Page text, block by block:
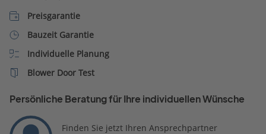
Preisgarantie
Bauzeit Garantie
Individuelle Planung
Blower Door Test
Persönliche Beratung für Ihre individuellen Wünsche
Finden Sie jetzt Ihren Ansprechpartner